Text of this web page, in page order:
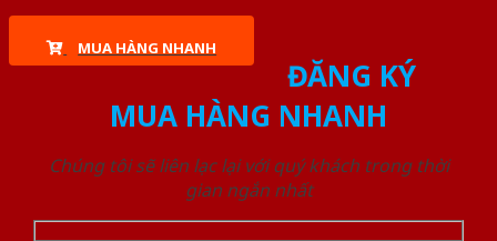
MUA HÀNG NHANH
ĐĂNG KÝ
MUA HÀNG NHANH
Chúng tôi sẽ liên lạc lại với quý khách trong thời
gian ngắn nhất